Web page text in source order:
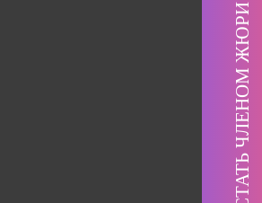
СТАТЬ ЧЛЕНОМ ЖЮРИ